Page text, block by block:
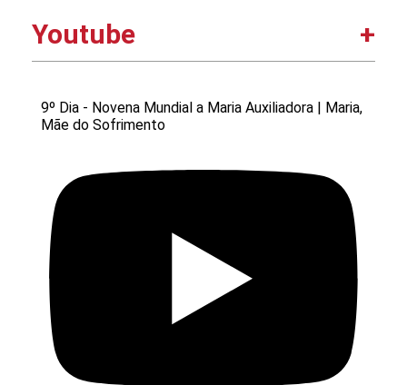
Youtube
9º Dia - Novena Mundial a Maria Auxiliadora | Maria,
Mãe do Sofrimento